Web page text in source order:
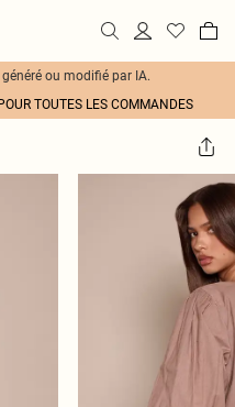
ou modifié par IA.
TOUTES LES COMMANDES